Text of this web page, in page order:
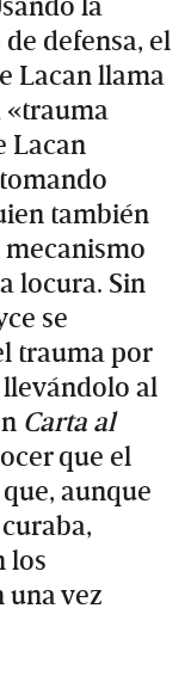
la
defensa, el
Lacan llama
«trauma
Lacan
también
locura. Sin
se
trauma por
al
Carta al
que el
aunque
los
una vez